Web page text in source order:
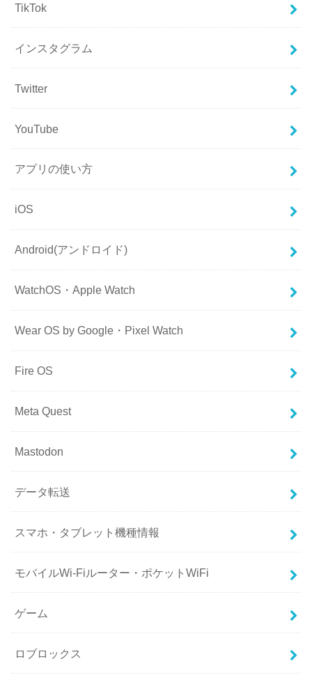
TikTok
インスタグラム
Twitter
YouTube
アプリの使い方
iOS
Android(アンドロイド)
WatchOS・Apple Watch
Wear OS by Google・Pixel Watch
Fire OS
Meta Quest
Mastodon
データ転送
スマホ・タブレット機種情報
モバイルWi-Fiルーター・ポケットWiFi
ゲーム
ロブロックス